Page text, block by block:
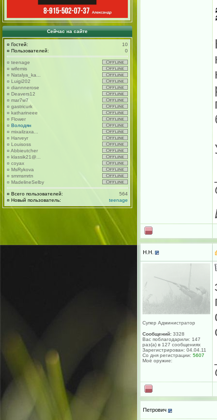
Сейчас на сайте
¤ Гостей:
10
¤ Пользователей: 0
¤ teenage
¤ wifemis
¤ Natalya_ka...
¤ Luigi202
¤ diannnerose
¤ Deavers12
¤ mar7w7
¤ gastricurk
¤ katharineee
¤ Flower
¤ Володян
¤ mixailzaxa...
¤ Harveyr
¤ Louisoss
¤ Abbieutcher
¤ klassik21@...
¤ coyax
¤ MsRykova
¤ smmsmrtn
¤ MadelineSelby
¤ Всего пользователей:
564
¤ Новый пользователь: teenage
H.H.
Супер Администратор
Сообщений: 3328
Вас поблагодарили: 147
раз(а) в 127 сообщениях
Зарегистрирован: 04.04.11
Со дня регистрации: 5607
Моё оружие:
Петрович